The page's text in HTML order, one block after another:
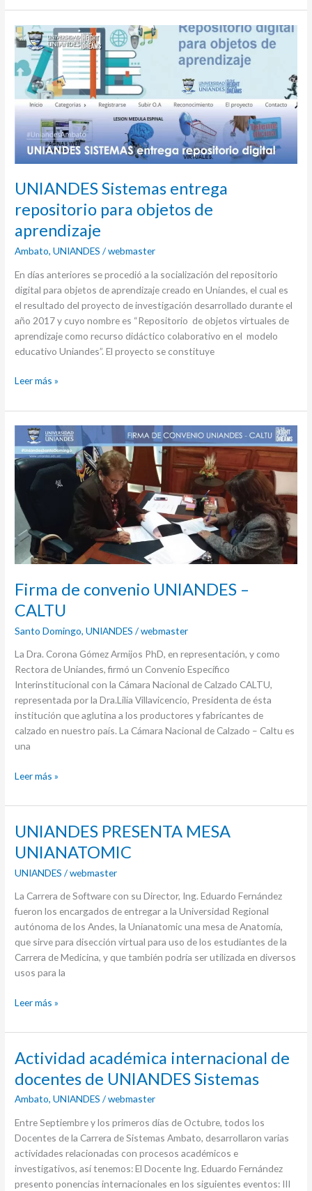
UNIANDES Sistemas entrega
repositorio para objetos de
aprendizaje
Ambato,UNIANDES /webmaster
En días anteriores se procedió a la socialización del repositorio
digital para objetos de aprendizaje creado en Uniandes, el cual es
el resultado del proyecto de investigación desarrollado durante el
año 2017 y cuyo nombre es “Repositorio de objetos virtuales de
aprendizaje como recurso didáctico colaborativo en el modelo
educativo Uniandes”. El proyecto se constituye
UNIANDES
Sistemas
entrega
repositorio
para
objetos
aprendizaje
Leer más »
Firma de convenio UNIANDES –
CALTU
Santo Domingo,UNIANDES /webmaster
La Dra. Corona Gómez Armijos PhD, en representación, y como
Rectora de Uniandes, firmó un Convenio Específico
Interinstitucional con la Cámara Nacional de Calzado CALTU,
representada por la Dra.Lilia Villavicencio, Presidenta de ésta
institución que aglutina a los productores y fabricantes de
calzado en nuestro país. La Cámara Nacional de Calzado – Caltu es
una
Firma
de
convenio
UNIANDES
–
CALTU
Leer más »
UNIANDES PRESENTA MESA
UNIANATOMIC
UNIANDES /webmaster
La Carrera de Software con su Director, Ing. Eduardo Fernández
fueron los encargados de entregar a la Universidad Regional
autónoma de los Andes, la Unianatomic una mesa de Anatomía,
que sirve para disección virtual para uso de los estudiantes de la
Carrera de Medicina, y que también podría ser utilizada en diversos
usos para la
UNIANDES
MESA
UNIANATOMIC
Leer más »
Actividad académica internacional de
docentes de UNIANDES Sistemas
Ambato,UNIANDES /webmaster
Entre Septiembre y los primeros días de Octubre, todos los
Docentes de la Carrera de Sistemas Ambato, desarrollaron varias
actividades relacionadas con procesos académicos e
investigativos, así tenemos: El Docente Ing. Eduardo Fernández
presento ponencias internacionales en los siguientes eventos: III
Actividad
internacional
de